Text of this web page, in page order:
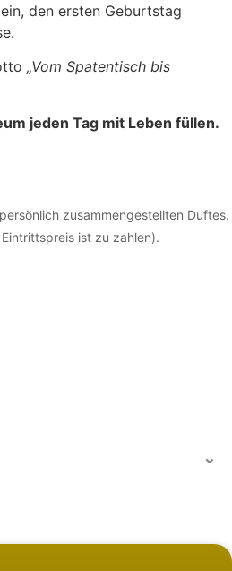
den ersten Geburtstag
„Vom Spatentisch bis
jeden Tag mit Leben füllen.
zusammengestellten Duftes.
ist zu zahlen).